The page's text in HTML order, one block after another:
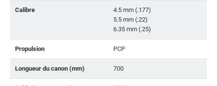
Calibre
4.5 mm (.177)
5.5 mm (.22)
6.35 mm (.25)
Propulsion PCP
Longueur du canon (mm) 700